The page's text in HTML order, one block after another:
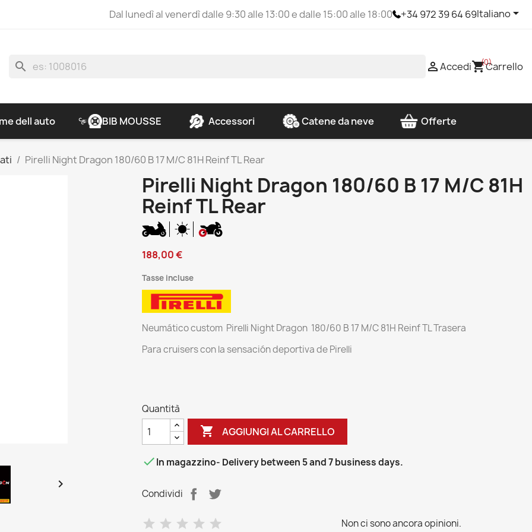
Dal lunedì al venerdì dalle 9:30 alle 13:00 e dalle 15:00 alle 18:00 +34 972 39 64 69Italiano
search Accedishopping_cart(0)Carrello
dell auto BIB MOUSSE Accessori Catene da neve Offerte
Pirelli Night Dragon 180/60 B 17 M/C 81H Reinf TL Rear

Pirelli Night Dragon 180/60 B 17 M/C 81H
Reinf TL Rear
188,00 €
Tasse incluse
Neumático custom Pirelli Night Dragon 180/60 B 17 M/C 81H Reinf TL Trasera
Para cruisers con la sensación deportiva de Pirelli
Quantità
 AGGIUNGI AL CARRELLO
In magazzino- Delivery between 5 and 7 business days.
Condividi
Non ci sono ancora opinioni.